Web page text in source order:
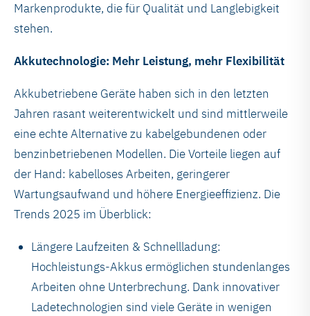
Markenprodukte, die für Qualität und Langlebigkeit
stehen.
Akkutechnologie: Mehr Leistung, mehr Flexibilität
Akkubetriebene Geräte haben sich in den letzten
Jahren rasant weiterentwickelt und sind mittlerweile
eine echte Alternative zu kabelgebundenen oder
benzinbetriebenen Modellen. Die Vorteile liegen auf
der Hand: kabelloses Arbeiten, geringerer
Wartungsaufwand und höhere Energieeffizienz. Die
Trends 2025 im Überblick:
Längere Laufzeiten & Schnellladung:
Hochleistungs-Akkus ermöglichen stundenlanges
Arbeiten ohne Unterbrechung. Dank innovativer
Ladetechnologien sind viele Geräte in wenigen